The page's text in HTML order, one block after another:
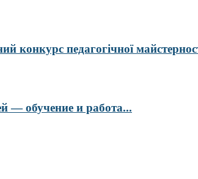
педагогічної
— обучение и работа...